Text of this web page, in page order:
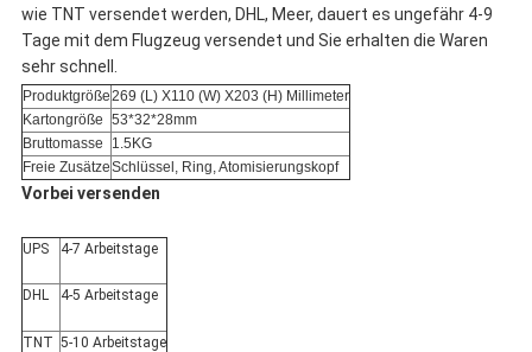
wie TNT versendet werden, DHL, Meer, dauert es ungefähr 4-9
Tage mit dem Flugzeug versendet und Sie erhalten die Waren
sehr schnell.
Produktgröße269 (L) X110 (W) X203 (H) Millimeter
Kartongröße 53*32*28mm
Bruttomasse
1.5KG
Freie ZusätzeSchlüssel, Ring, Atomisierungskopf
Vorbei versenden
UPS 4-7 Arbeitstage
DHL 4-5 Arbeitstage
TNT 5-10 Arbeitstage